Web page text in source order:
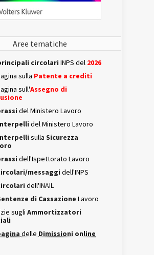
Aree tematiche
circolari INPS del 2026
sulla Patente a crediti
sull'Assegno di
del Ministero Lavoro
del Ministero Lavoro
sulla Sicurezza
dell'Ispettorato Lavoro
messaggi dell'INPS
dell'INAIL
di Cassazione Lavoro
sugli Ammortizzatori
delle Dimissioni online